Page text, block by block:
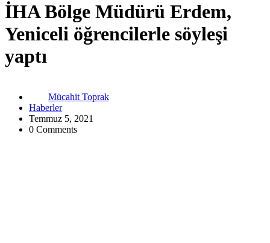
İHA Bölge Müdürü Erdem,
Yeniceli öğrencilerle söyleşi
yaptı
Mücahit Toprak
Haberler
Temmuz 5, 2021
0 Comments